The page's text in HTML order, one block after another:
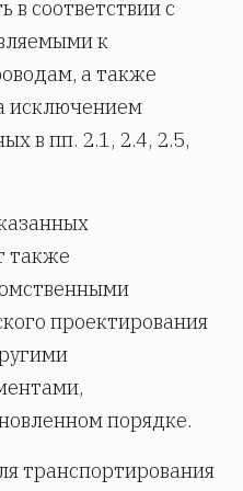
в соответствии с
к
а также
исключением
в пп. 2.1, 2.4, 2.5,
также
проектирования
порядке.
транспортирования